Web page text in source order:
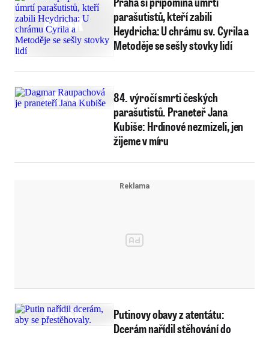
parašutistů, kteří zabili
Heydricha: U chrámu sv. Cyrila a
Metoděje se sešly stovky lidí
84. výročí smrti českých
parašutistů. Praneteř Jana
Kubiše: Hrdinové nezmizeli, jen
žijeme v míru
Putinovy obavy z atentátu:
Dcerám nařídil stěhování do